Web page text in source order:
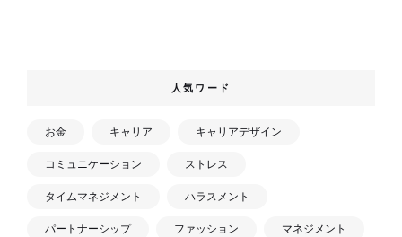
人気ワード
お金 キャリア キャリアデザイン
コミュニケーション ストレス
タイムマネジメント ハラスメント
パートナーシップ ファッション マネジメント